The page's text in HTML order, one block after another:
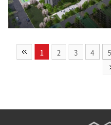
1 2 3 4 5